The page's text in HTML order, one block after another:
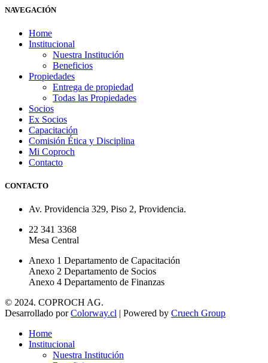
NAVEGACIÓN
Home
Institucional
Nuestra Institución
Beneficios
Propiedades
Entrega de propiedad
Todas las Propiedades
Socios
Ex Socios
Capacitación
Comisión Ética y Disciplina
Mi Coproch
Contacto
CONTACTO
Av. Providencia 329, Piso 2, Providencia.
22 341 3368
Mesa Central
Anexo 1 Departamento de Capacitación
Anexo 2 Departamento de Socios
Anexo 4 Departamento de Finanzas
© 2024. COPROCH AG.
Desarrollado porColorway.cl | Powered by Cruech Group
Home
Institucional
Nuestra Institución